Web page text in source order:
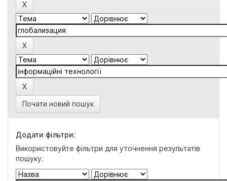
Почати новий пошук
Додати фільтри:
Використовуйте фільтри для уточнення результатів
пошуку.